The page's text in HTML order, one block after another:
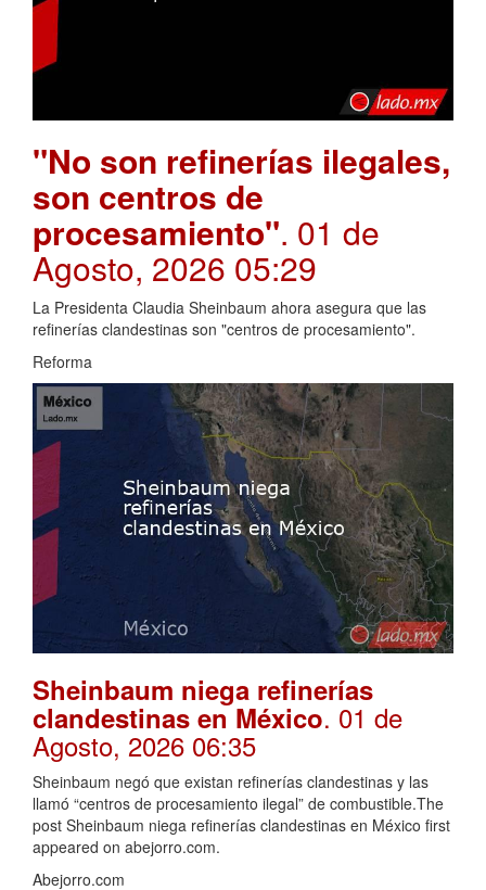
"No son refinerías ilegales,
son centros de
procesamiento". 01 de
Agosto, 2026 05:29
La Presidenta Claudia Sheinbaum ahora asegura que las
refinerías clandestinas son "centros de procesamiento".
Reforma
Sheinbaum niega refinerías
clandestinas en México. 01 de
Agosto, 2026 06:35
Sheinbaum negó que existan refinerías clandestinas y las
llamó “centros de procesamiento ilegal” de combustible.The
post Sheinbaum niega refinerías clandestinas en México first
appeared on abejorro.com.
Abejorro.com